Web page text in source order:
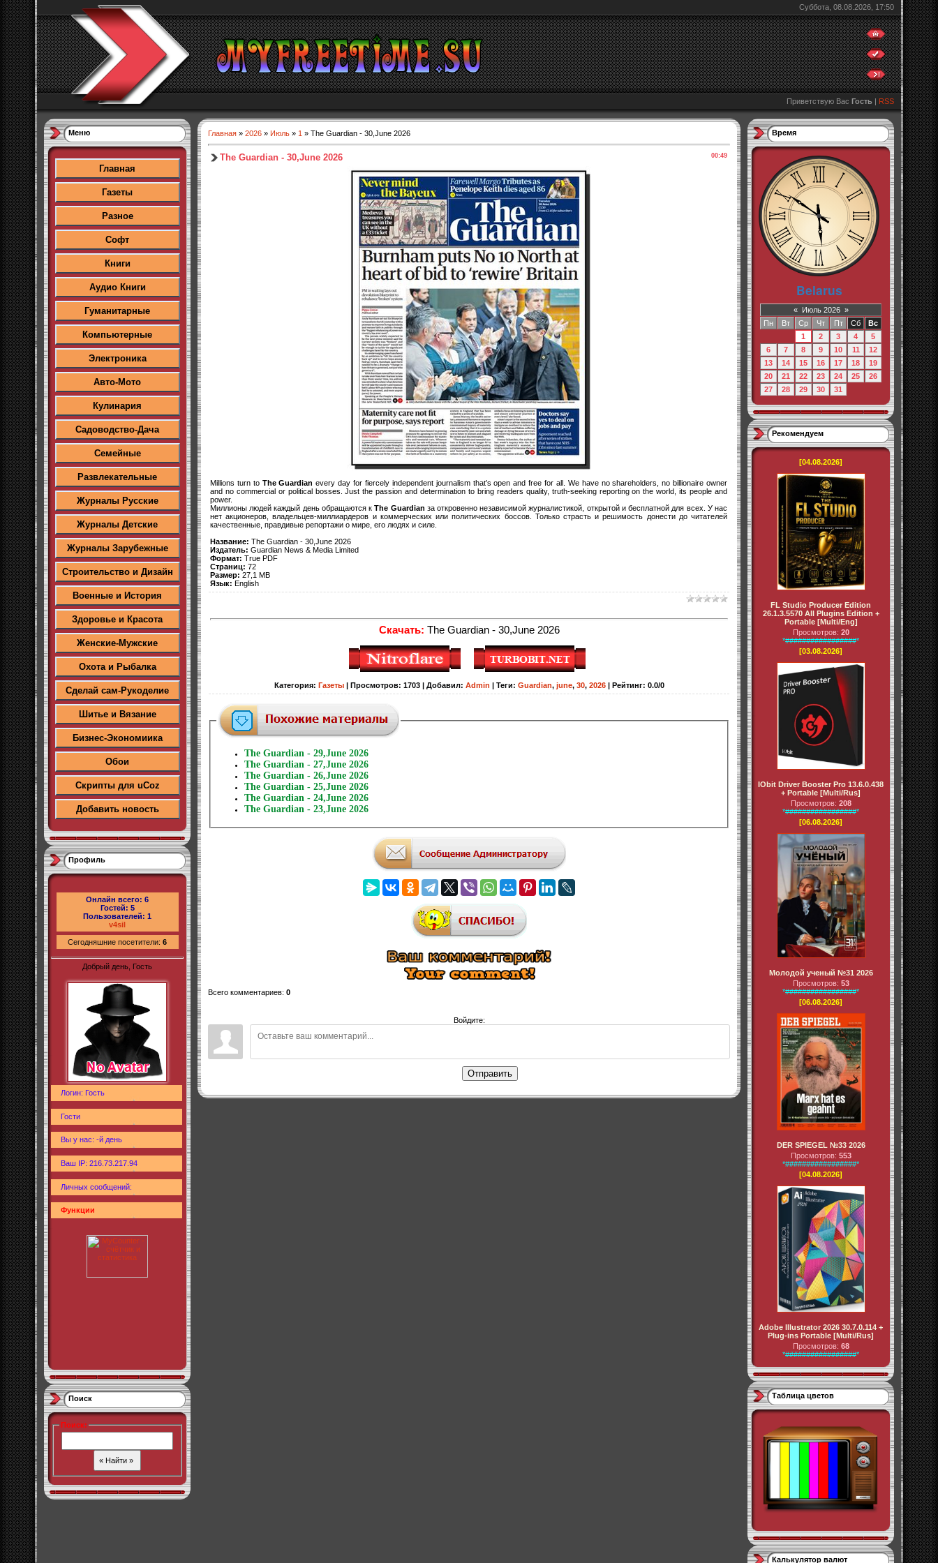
Суббота, 08.08.2026, 17:50
Приветствую Вас Гость | RSS
Меню
Главная
Газеты
Разное
Софт
Книги
Аудио Книги
Гуманитарные
Компьютерные
Электроника
Авто-Мото
Кулинария
Садоводство-Дача
Семейные
Развлекательные
Журналы Русские
Журналы Детские
Журналы Зарубежные
Строительство и Дизайн
Военные и История
Здоровье и Красота
Женские-Мужские
Охота и Рыбалка
Сделай сам-Рукоделие
Шитье и Вязание
Бизнес-Экономиика
Обои
Скрипты для uCoz
Добавить новость
Профиль
Онлайн всего: 6
Гостей: 5
Пользователей: 1
v4sil
Сегодняшние посетители: 6
Добрый день, Гость
Логин: Гость
Гости
Вы у нас: -й день
Ваш IP: 216.73.217.94
Личных сообщений:
Функции
Поиск
Поиск:
Главная » 2026 » Июль » 1 » The Guardian - 30,June 2026
00:49
The Guardian - 30,June 2026
Millions turn to The Guardian every day for fiercely independent journalism that’s open and free for all. We have no shareholders, no billionaire owner
and no commercial or political bosses. Just the passion and determination to bring readers quality, truth-seeking reporting on the world, its people and
power.
Миллионы людей каждый день обращаются кThe Guardian за откровенно независимой журналистикой, открытой и бесплатной для всех. У нас
нет акционеров, владельцев-миллиардеров и коммерческих или политических боссов. Только страсть и решимость донести до читателей
качественные, правдивые репортажи о мире, его людях и силе.
Название: The Guardian - 30,June 2026
Издатель: Guardian News & Media Limited
Формат: True PDF
Страниц: 72
Размер: 27,1 MB
Язык: English
Скачать: The Guardian - 30,June 2026
Категория: Газеты| Просмотров: 1703| Добавил: Admin Теги: Guardian, june, 30, 2026 Рейтинг: 0.0/0
The Guardian - 29,June 2026
The Guardian - 27,June 2026
The Guardian - 26,June 2026
The Guardian - 25,June 2026
The Guardian - 24,June 2026
The Guardian - 23,June 2026
Всего комментариев: 0
Войдите:
Отправить
Время
« Июль 2026 »
Пн
Вт Ср Чт Пт Сб
Вс
1
2 3 4
5
6
7 8 9 10 11
12
13
14 15 16 17 18
19
20
21 22 23 24 25
26
27
28 29 30 31
Рекомендуем
[04.08.2026]
FL Studio Producer Edition
26.1.3.5570 All Plugins Edition +
Portable [Multi/Eng]
Просмотров: 20
*#################*
[03.08.2026]
IObit Driver Booster Pro 13.6.0.438
+ Portable [Multi/Rus]
Просмотров: 208
*#################*
[06.08.2026]
Молодой ученый №31 2026
Просмотров: 53
*#################*
[06.08.2026]
DER SPIEGEL №33 2026
Просмотров: 553
*#################*
[04.08.2026]
Adobe Illustrator 2026 30.7.0.114 +
Plug-ins Portable [Multi/Rus]
Просмотров: 68
*#################*
Таблица цветов
Калькулятор валют